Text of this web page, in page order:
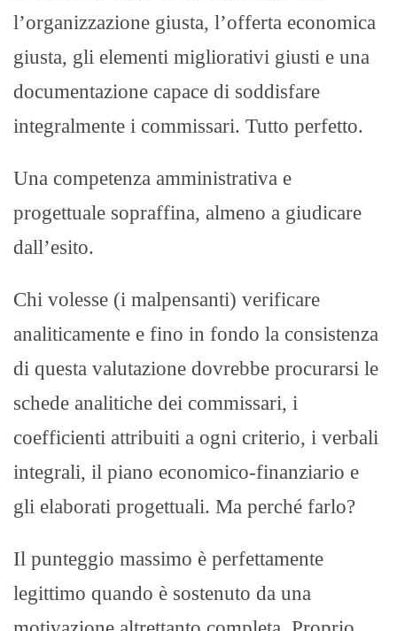
l’organizzazione giusta, l’offerta economica
giusta, gli elementi migliorativi giusti e una
documentazione capace di soddisfare
integralmente i commissari. Tutto perfetto.
Una competenza amministrativa e
progettuale sopraffina, almeno a giudicare
dall’esito.
Chi volesse (i malpensanti) verificare
analiticamente e fino in fondo la consistenza
di questa valutazione dovrebbe procurarsi le
schede analitiche dei commissari, i
coefficienti attribuiti a ogni criterio, i verbali
integrali, il piano economico-finanziario e
gli elaborati progettuali. Ma perché farlo?
Il punteggio massimo è perfettamente
legittimo quando è sostenuto da una